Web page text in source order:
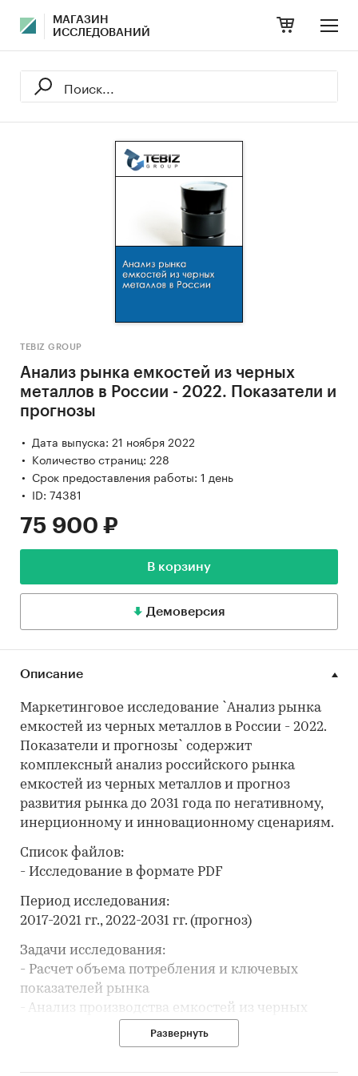
МАГАЗИН
ИССЛЕДОВАНИЙ
TEBIZ GROUP
Анализ рынка емкостей из черных
металлов в России - 2022. Показатели и
прогнозы
Дата выпуска: 21 ноября 2022
Количество страниц: 228
Срок предоставления работы: 1 день
ID: 74381
75 900 ₽
В корзину
Демоверсия
Описание
Маркетинговое исследование `Анализ рынка
емкостей из черных металлов в России - 2022.
Показатели и прогнозы` содержит
комплексный анализ российского рынка
емкостей из черных металлов и прогноз
развития рынка до 2031 года по негативному,
инерционному и инновационному сценариям.
Список файлов:
- Исследование в формате PDF
Период исследования:
2017-2021 гг., 2022-2031 гг. (прогноз)
Задачи исследования:
- Расчет объема потребления и ключевых
показателей рынка
- Анализ производства емкостей из черных
- Составление рейтинга производителей
Развернуть